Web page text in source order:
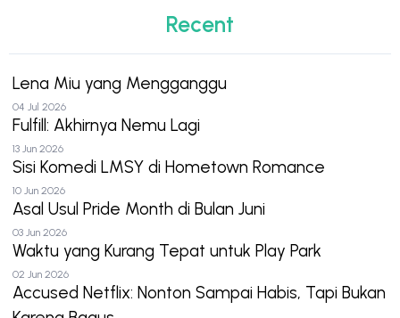
Recent
Lena Miu yang Mengganggu
04 Jul 2026
Fulfill: Akhirnya Nemu Lagi
13 Jun 2026
Sisi Komedi LMSY di Hometown Romance
10 Jun 2026
Asal Usul Pride Month di Bulan Juni
03 Jun 2026
Waktu yang Kurang Tepat untuk Play Park
02 Jun 2026
Accused Netflix: Nonton Sampai Habis, Tapi Bukan